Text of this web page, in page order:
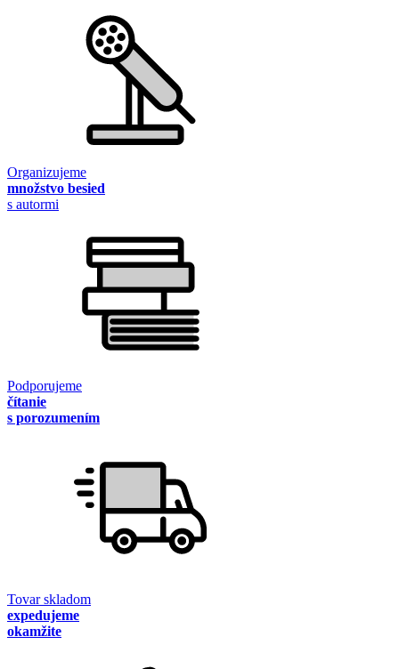
Organizujeme
množstvo besied
s autormi
Podporujeme
čítanie
s porozumením
Tovar skladom
expedujeme
okamžite